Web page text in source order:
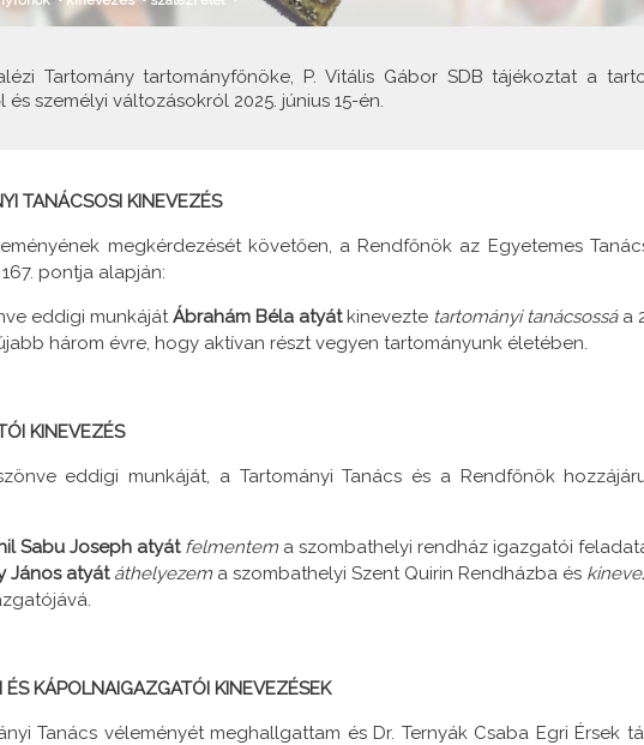
Tartomány tartományfőnöke, P. Vitális Gábor SDB tájékoztat a
és személyi változásokról 2025. június 15-én.
TANÁCSOSI KINEVEZÉS
megkérdezését követően, a Rendfőnök az Egyetemes
pontja alapján:
eddigi munkájátÁbrahám Béla atyát kinevezte tartományi tanácsossáa
három évre, hogy aktívan részt vegyen tartományunk életében.
KINEVEZÉS
eddigi munkáját, a Tartományi Tanács és a Rendfőnök
Sabu Joseph atyát felmentema szombathelyi rendház igazgatói
János atyát áthelyezema szombathelyi Szent Quirin Rendházba és
ÉS KÁPOLNAIGAZGATÓI KINEVEZÉSEK
Tanács véleményét meghallgattam és Dr. Ternyák Csaba Egri Érsek